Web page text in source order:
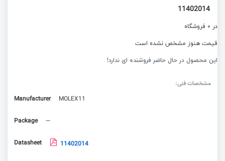
11402014
در 0 فروشگاه
قیمت هنوز مشخص نشده است
این محصول در حال حاضر فروشنده ای ندارد!
مشخصات فنی:
Manufacturer
MOLEX11
Package ---
Datasheet 11402014